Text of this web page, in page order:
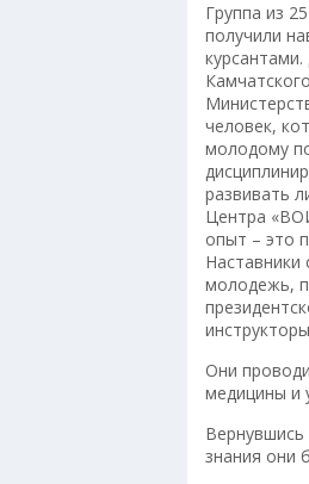
Группа из
получили
человек,
молодому
развивать
Центра
опыт – это
молодежь,
Они
медицины и
знания они